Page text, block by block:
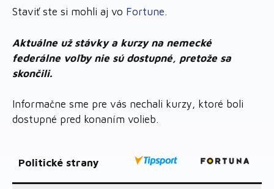
Staviť ste si mohli aj vo Fortune.
Aktuálne už stávky a kurzy na nemecké
federálne voľby nie sú dostupné, pretože sa
skončili.
Informačne sme pre vás nechali kurzy, ktoré boli
dostupné pred konaním volieb.
Politické strany